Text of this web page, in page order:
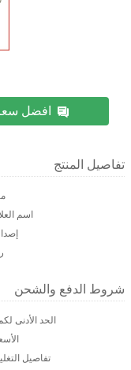
افضل
تفاصيل المنتج
اسم
شروط الدفع والشحن
الحد الأدنى
تفاصيل